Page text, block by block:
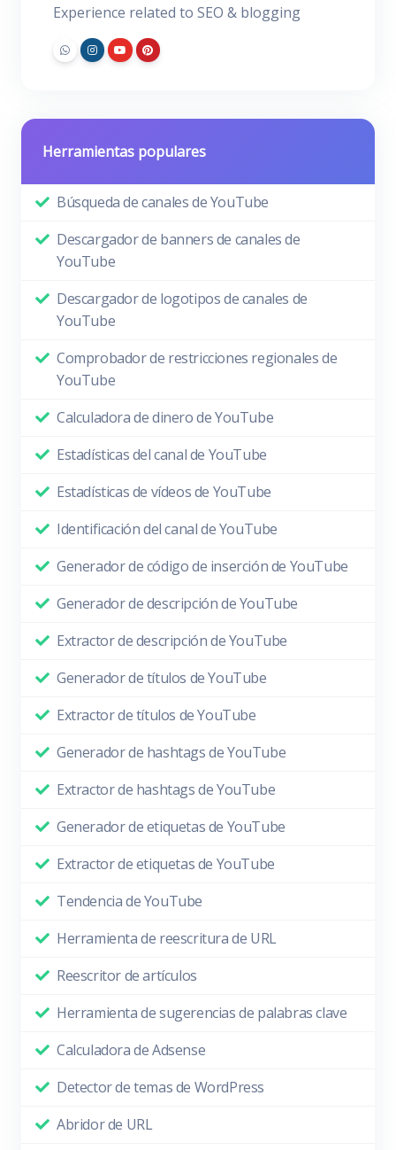
Experience related to SEO & blogging
Herramientas populares
Búsqueda de canales de YouTube
Descargador de banners de canales de
YouTube
Descargador de logotipos de canales de
YouTube
Comprobador de restricciones regionales de
YouTube
Calculadora de dinero de YouTube
Estadísticas del canal de YouTube
Estadísticas de vídeos de YouTube
Identificación del canal de YouTube
Generador de código de inserción de YouTube
Generador de descripción de YouTube
Extractor de descripción de YouTube
Generador de títulos de YouTube
Extractor de títulos de YouTube
Generador de hashtags de YouTube
Extractor de hashtags de YouTube
Generador de etiquetas de YouTube
Extractor de etiquetas de YouTube
Tendencia de YouTube
Herramienta de reescritura de URL
Reescritor de artículos
Herramienta de sugerencias de palabras clave
Calculadora de Adsense
Detector de temas de WordPress
Abridor de URL